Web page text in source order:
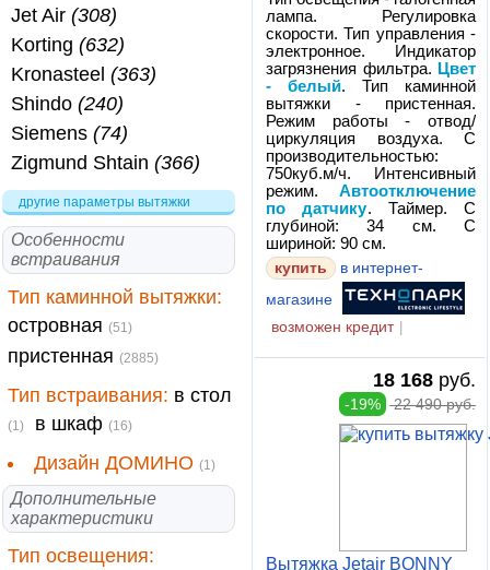
Jet Air(308)
Korting(632)
Kronasteel(363)
Shindo(240)
Siemens(74)
Zigmund Shtain(366)
другие параметры вытяжки
Особенности
встраивания
Тип каминной вытяжки:
островная (51)
пристенная (2885)
Тип встраивания: в стол
(1) в шкаф (16)
Дизайн ДОМИНО (1)
Дополнительные
характеристики
Тип освещения:
лампа. Регулировка
скорости. Тип управления -
электронное. Индикатор
загрязнения фильтра. Цвет
- белый. Тип каминной
вытяжки - пристенная.
Режим работы - отвод/
циркуляция воздуха. С
производительностью:
750куб.м/ч. Интенсивный
режим.Автоотключение
по датчику. Таймер. С
глубиной: 34 см. С
шириной: 90 см.
купить
в интернет-
магазине
возможен кредит
18 168 руб.
-19% 22 490 руб.
Вытяжка Jetair BONNY